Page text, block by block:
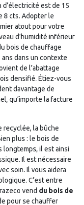
d’électricité est de 15
8 cts. Adopter le
atout pour votre
d’humidité inférieur
bois de chauffage
dans un contexte
de l’abattage
densifié. Étiez-vous
davantage de
qu’importe la facture
recyclée, la bûche
plus : le bois de
il est ainsi
Il est nécessaire
soin. Il vous aidera
C’est entre
vend du bois de
pour se chauffer